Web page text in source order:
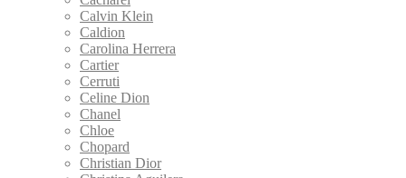
Calvin Klein
Caldion
Carolina Herrera
Cartier
Cerruti
Celine Dion
Chanel
Chloe
Chopard
Christian Dior